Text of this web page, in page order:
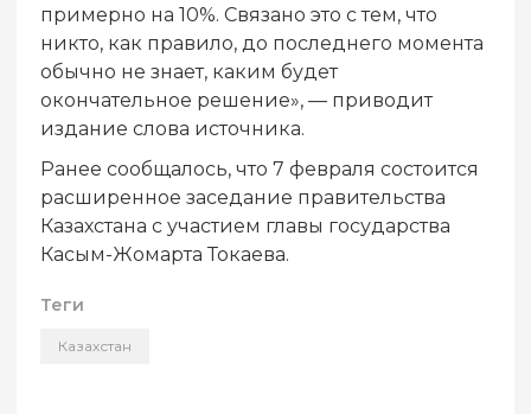
примерно на 10%. Связано это с тем, что
никто, как правило, до последнего момента
обычно не знает, каким будет
окончательное решение», — приводит
издание слова источника.
Ранее сообщалось, что 7 февраля состоится
расширенное заседание правительства
Казахстана с участием главы государства
Касым-Жомарта Токаева.
Теги
Казахстан